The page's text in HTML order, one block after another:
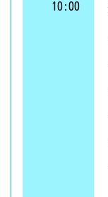
10:00